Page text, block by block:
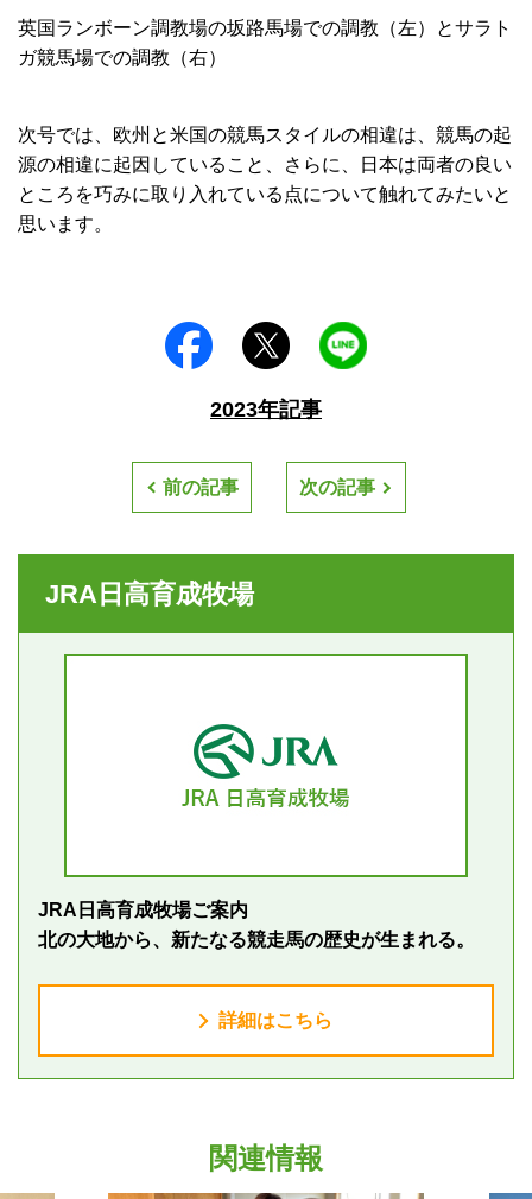
英国ランボーン調教場の坂路馬場での調教（左）とサラト
ガ競馬場での調教（右）
次号では、欧州と米国の競馬スタイルの相違は、競馬の起
源の相違に起因していること、さらに、日本は両者の良い
ところを巧みに取り入れている点について触れてみたいと
思います。
2023年記事
前の記事 次の記事
JRA日高育成牧場
JRA日高育成牧場ご案内
北の大地から、新たなる競走馬の歴史が生まれる。
詳細はこちら
関連情報